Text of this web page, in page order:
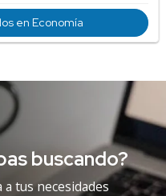
en Economía
buscando?
tus necesidades